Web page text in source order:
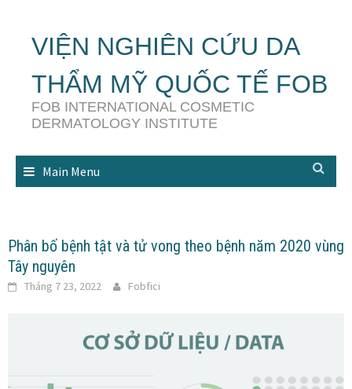
contentVIỆN NGHIÊN CỨU DA
THẨM MỸ QUỐC TẾ FOB
FOB INTERNATIONAL COSMETIC
DERMATOLOGY INSTITUTE
Main Menu
Phân bố bệnh tật và tử vong theo bệnh năm 2020 vùng
Tây nguyên
Tháng 7 23, 2022 Fobfici